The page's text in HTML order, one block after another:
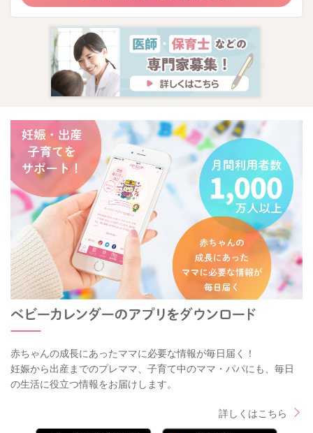
赤ちゃんの成長にあったママに必要な情報が毎日届く！
妊娠から出産までのプレママ、子育て中のママ・パパにも、毎日
の生活に役立つ情報をお届けします。
詳しくはこちら